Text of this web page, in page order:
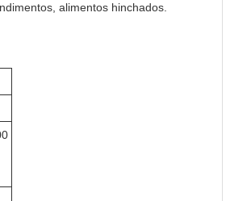
alimentos hinchados.